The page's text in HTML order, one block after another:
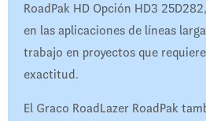
RoadPak HD Opción HD3
en las aplicaciones de líneas
trabajo en proyectos que
exactitud.
El Graco RoadLazer RoadPak